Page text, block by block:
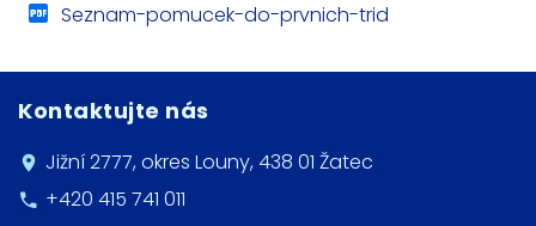
Seznam-pomucek-do-prvnich-trid
Kontaktujte nás
Jižní 2777, okres Louny, 438 01 Žatec
+420 415 741 011